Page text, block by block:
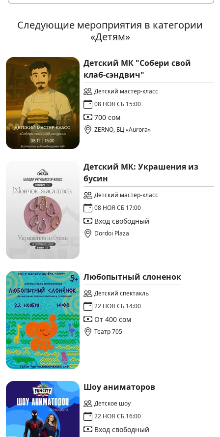
Следующие мероприятия в категории
«Детям»
Детский МК "Собери свой
клаб-сэндвич"
Детский мастер-класс
08 НОЯ СБ 15:00
700 сом
ZERNO, БЦ «Aurora»
Детский МК: Украшения из
бусин
Детский мастер-класс
08 НОЯ СБ 17:00
Вход свободный
Dordoi Plaza
Любопытный слоненок
Детский спектакль
22 НОЯ СБ 14:00
От 400 сом
Театр 705
Шоу аниматоров
Детское шоу
22 НОЯ СБ 16:00
Вход свободный